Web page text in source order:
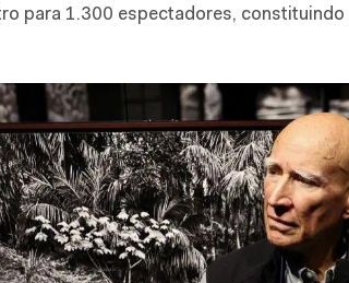
para 1.300 espectadores,